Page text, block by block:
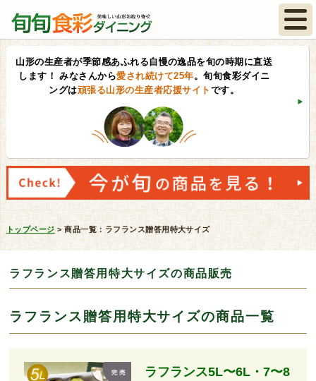
山形の生産者が季節感あふれる自慢の逸品を旬の時期に直送
します！ みなさんから愛され続けて25年。旬旬食彩ダイニ
ングは頑張る山形の生産者応援サイト です。
トップページ >商品一覧：ラフランス贈答用特大サイズ
ラフランス贈答用特大サイズの商品販売
ラフランス贈答用特大サイズの商品一覧
ラフランス5L〜6L・7〜8